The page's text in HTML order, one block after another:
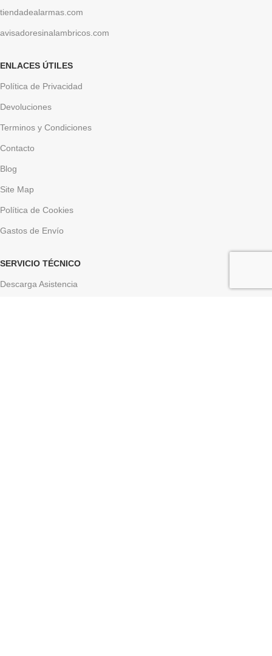
tiendadealarmas.com
avisadoresinalambricos.com
ENLACES ÚTILES
Política de Privacidad
Devoluciones
Terminos y Condiciones
Contacto
Blog
Site Map
Política de Cookies
Gastos de Envío
SERVICIO TÉCNICO
Descarga Asistencia